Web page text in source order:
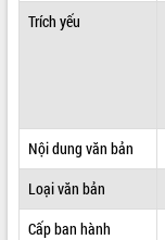
VĂN BẢN HĐND TỈNH
Trích yếu
Nội dung văn bản
Loại văn bản
Cấp ban hành